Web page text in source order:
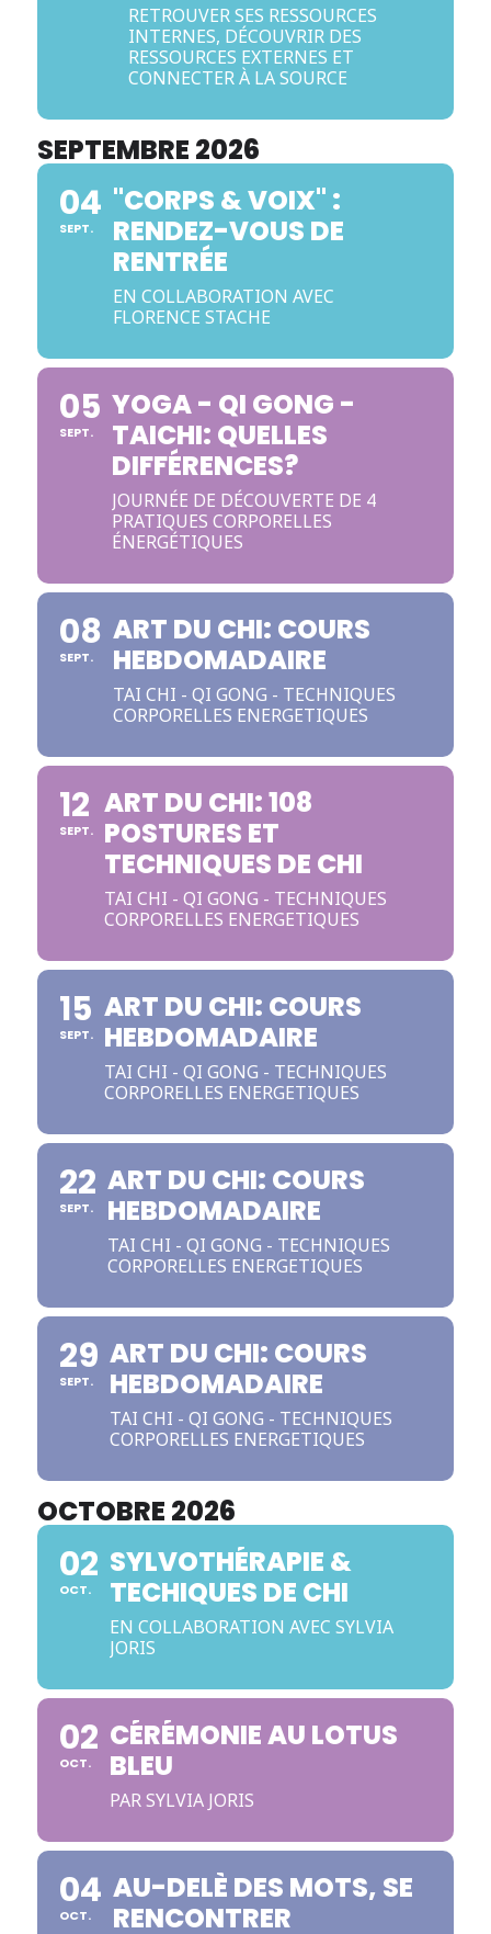
RETROUVER SES RESSOURCES
INTERNES, DÉCOUVRIR DES
RESSOURCES EXTERNES ET
CONNECTER À LA SOURCE
SEPTEMBRE 2026
04
SEPT.
"CORPS & VOIX" :
RENDEZ-VOUS DE
RENTRÉE
EN COLLABORATION AVEC
FLORENCE STACHE
05
SEPT.
YOGA - QI GONG -
TAICHI: QUELLES
DIFFÉRENCES?
JOURNÉE DE DÉCOUVERTE DE 4
PRATIQUES CORPORELLES
ÉNERGÉTIQUES
08
SEPT.
ART DU CHI: COURS
HEBDOMADAIRE
TAI CHI - QI GONG - TECHNIQUES
CORPORELLES ENERGETIQUES
12
SEPT.
ART DU CHI: 108
POSTURES ET
TECHNIQUES DE CHI
TAI CHI - QI GONG - TECHNIQUES
CORPORELLES ENERGETIQUES
15
SEPT.
ART DU CHI: COURS
HEBDOMADAIRE
TAI CHI - QI GONG - TECHNIQUES
CORPORELLES ENERGETIQUES
22
SEPT.
ART DU CHI: COURS
HEBDOMADAIRE
TAI CHI - QI GONG - TECHNIQUES
CORPORELLES ENERGETIQUES
29
SEPT.
ART DU CHI: COURS
HEBDOMADAIRE
TAI CHI - QI GONG - TECHNIQUES
CORPORELLES ENERGETIQUES
OCTOBRE 2026
02
OCT.
SYLVOTHÉRAPIE &
TECHIQUES DE CHI
EN COLLABORATION AVEC SYLVIA
JORIS
02
OCT.
CÉRÉMONIE AU LOTUS
BLEU
PAR SYLVIA JORIS
04
OCT.
AU-DELÈ DES MOTS, SE
RENCONTRER